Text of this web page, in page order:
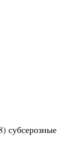
субсерозные